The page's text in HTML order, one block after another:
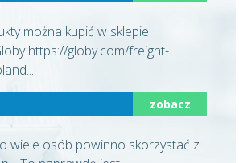
można kupić w sklepie
https://globy.com/freight-
zobacz
wiele osób powinno skorzystać z